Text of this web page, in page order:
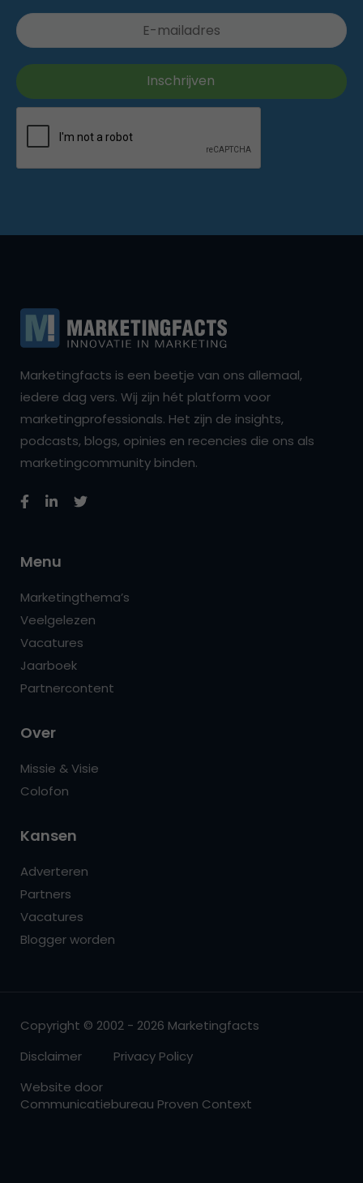
Marketingfacts is een beetje van ons allemaal,
iedere dag vers. Wij zijn hét platform voor
marketingprofessionals. Het zijn de insights,
podcasts, blogs, opinies en recencies die ons als
marketingcommunity binden.
Menu
Marketingthema’s
Veelgelezen
Vacatures
Jaarboek
Partnercontent
Over
Missie & Visie
Colofon
Kansen
Adverteren
Partners
Vacatures
Blogger worden
Copyright © 2002 - 2026 Marketingfacts
Disclaimer
Privacy Policy
Website door
Communicatiebureau Proven Context